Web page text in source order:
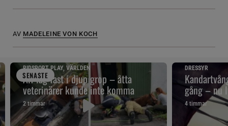
AV MADELEINE VON KOCH
SENASTE
RIDSPORT PLAY, VÄRLDEN
Alf låg fast i djup grop – åtta
veterinärer kunde inte komma
2 timmar
DRESSYR
gång – nu
4 timmar